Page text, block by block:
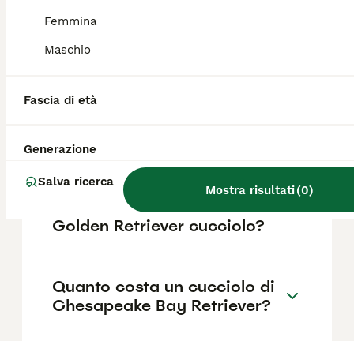
Femmina
Maschio
Fascia di età
Generazione
Salva ricerca
Mostra risultati(0)
grande con zampe più lunghe; il pelo è
presentare ondulazioni sulle spalle.
Che differenza c'è tra il
Labrador retriever?
Quanto può costare un
Golden Retriever cucciolo?
Quanto costa un cucciolo di
Chesapeake Bay Retriever?